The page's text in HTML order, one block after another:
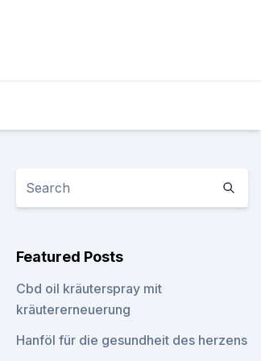
Featured Posts
Cbd oil kräuterspray mit
kräutererneuerung
Hanföl für die gesundheit des herzens